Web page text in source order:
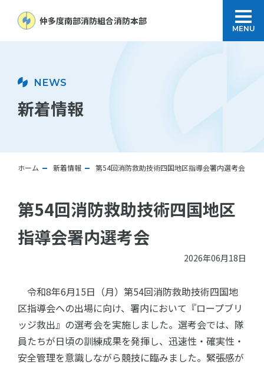
仲多度南部消防組合消防本部
MENU
NEWS
新着情報
ホーム 新着情報 第54回消防救助技術四国地区指導会署内選考会
第54回消防救助技術四国地区
指導会署内選考会
2026年06月18日
令和8年6月15日（月）第54回消防救助技術四国地
区指導会への出場に向け、署内において『ロープブリ
ッジ救出』の選考会を実施しました。選考会では、隊
員たちが日頃の訓練成果を発揮し、迅速性・確実性・
安全管理を意識しながら競技に臨みました。緊張感が